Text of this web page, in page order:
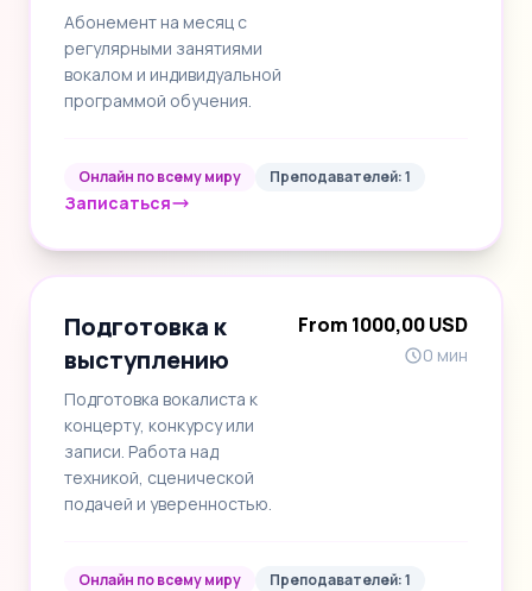
Абонемент на месяц с
регулярными занятиями
вокалом и индивидуальной
программой обучения.
Онлайн по всему миру Преподавателей: 1
Записаться
Подготовка к
выступлению
Подготовка вокалиста к
концерту, конкурсу или
записи. Работа над
техникой, сценической
подачей и уверенностью.
From 1000,00 USD
0 мин
Онлайн по всему миру Преподавателей: 1